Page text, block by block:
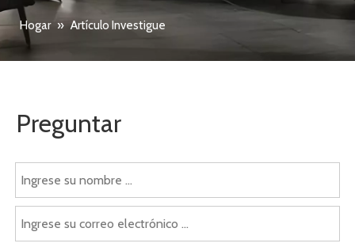
Hogar » Artículo Investigue
Preguntar